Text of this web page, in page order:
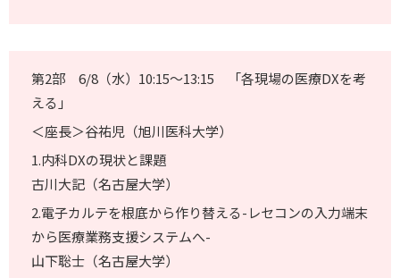
第2部 6/8（水）10:15～13:15 「各現場の医療DXを考
える」
＜座長＞谷祐児（旭川医科大学）
1.内科DXの現状と課題
古川大記（名古屋大学）
2.電子カルテを根底から作り替える-レセコンの入力端末
から医療業務支援システムへ-
山下聡士（名古屋大学）